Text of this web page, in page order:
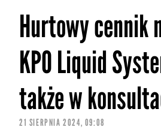
Hurtowy cennik
KPO Liquid
także w
21 SIERPNIA 2024, 09:08